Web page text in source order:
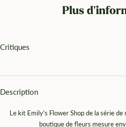
Plus
Critiques
Description
Le kit Emily's Flower Shop de la série
boutique de fleurs mesure